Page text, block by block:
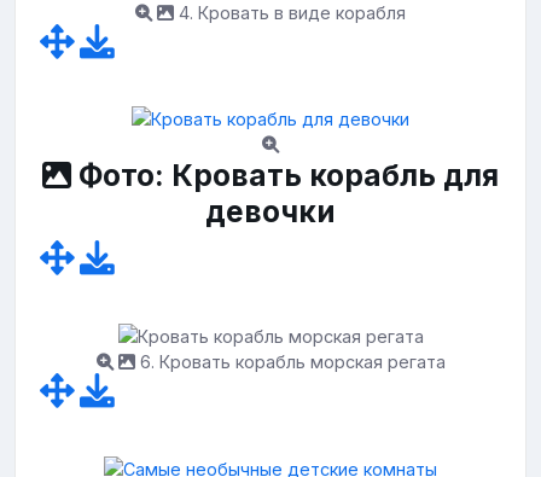
4. Кровать в виде корабля
Фото: Кровать корабль для
девочки
6. Кровать корабль морская регата